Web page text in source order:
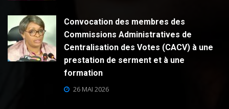
Convocation des membres des
Commissions Administratives de
Centralisation des Votes (CACV) à une
prestation de serment et à une
formation
26 MAI 2026